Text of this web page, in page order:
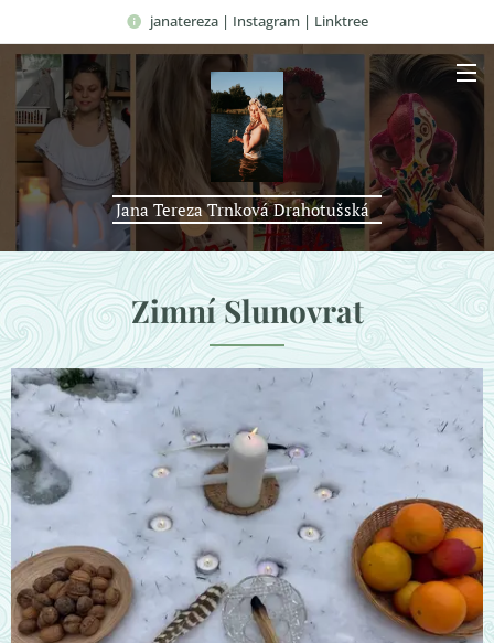
janatereza | Instagram | Linktree
Jana Tereza Trnková Drahotušská
Zimní Slunovrat